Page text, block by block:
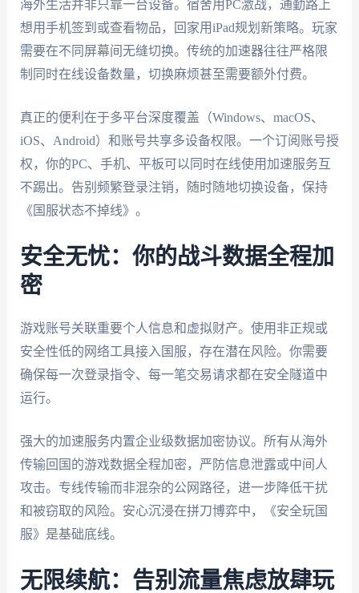
海外生活并非只靠一台设备。宿舍用PC激战，通勤路上
想用手机签到或查看物品，回家用iPad规划新策略。玩家
需要在不同屏幕间无缝切换。传统的加速器往往严格限
制同时在线设备数量，切换麻烦甚至需要额外付费。
真正的便利在于多平台深度覆盖（Windows、macOS、
iOS、Android）和账号共享多设备权限。一个订阅账号授
权，你的PC、手机、平板可以同时在线使用加速服务互
不踢出。告别频繁登录注销，随时随地切换设备，保持
《国服状态不掉线》。
安全无忧：你的战斗数据全程加
密
游戏账号关联重要个人信息和虚拟财产。使用非正规或
安全性低的网络工具接入国服，存在潜在风险。你需要
确保每一次登录指令、每一笔交易请求都在安全隧道中
运行。
强大的加速服务内置企业级数据加密协议。所有从海外
传输回国的游戏数据全程加密，严防信息泄露或中间人
攻击。专线传输而非混杂的公网路径，进一步降低干扰
和被窃取的风险。安心沉浸在拼刀博弈中，《安全玩国
服》是基础底线。
无限续航：告别流量焦虑放肆玩